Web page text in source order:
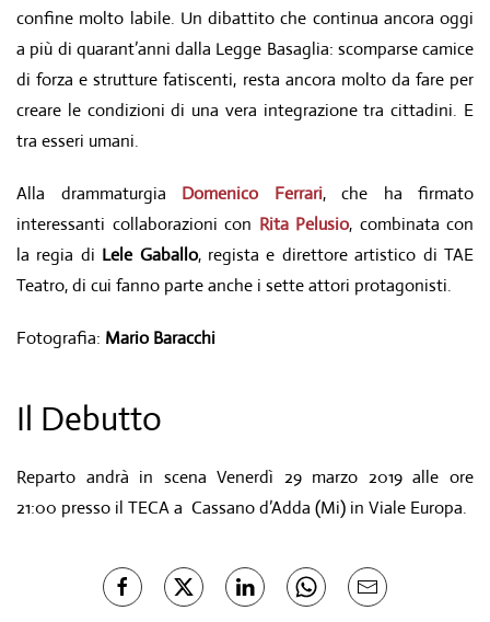
confine molto labile. Un dibattito che continua ancora oggi
a più di quarant’anni dalla Legge Basaglia: scomparse camice
di forza e strutture fatiscenti, resta ancora molto da fare per
creare le condizioni di una vera integrazione tra cittadini. E
tra esseri umani.
Alla drammaturgia Domenico Ferrari, che ha firmato
interessanti collaborazioni con Rita Pelusio, combinata con
la regia di Lele Gaballo, regista e direttore artistico di TAE
Teatro, di cui fanno parte anche i sette attori protagonisti.
Fotografia: Mario Baracchi
Il Debutto
Reparto andrà in scena Venerdì 29 marzo 2019 alle ore
21:00 presso il TECA a Cassano d’Adda (Mi) in Viale Europa.